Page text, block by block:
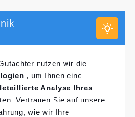
nutzen wir die
, um Ihnen eine
Analyse Ihres
Vertrauen Sie auf unsere
wie wir Ihre